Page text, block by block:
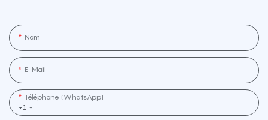
Nom
E-Mail
+1
Téléphone (WhatsApp]